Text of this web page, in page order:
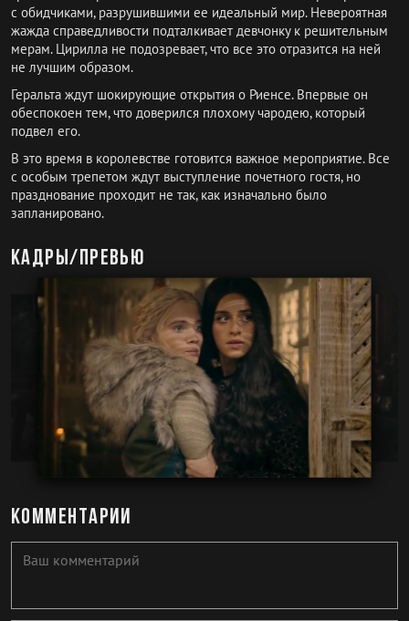
с обидчиками, разрушившими ее идеальный мир. Невероятная
жажда справедливости подталкивает девчонку к решительным
мерам. Цирилла не подозревает, что все это отразится на ней
не лучшим образом.
Геральта ждут шокирующие открытия о Риенсе. Впервые он
обеспокоен тем, что доверился плохому чародею, который
подвел его.
В это время в королевстве готовится важное мероприятие. Все
с особым трепетом ждут выступление почетного гостя, но
празднование проходит не так, как изначально было
запланировано.
Кадры/превью
Комментарии